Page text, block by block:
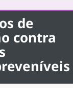
de
contra